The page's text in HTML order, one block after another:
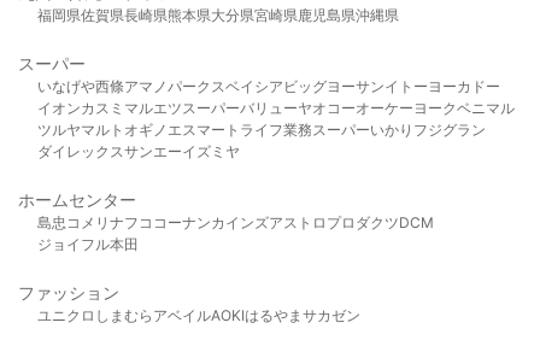
福岡県佐賀県長崎県熊本県大分県宮崎県鹿児島県沖縄県
スーパー
いなげや西條アマノパークスベイシア ビッグヨーサンイトーヨーカドー
イオンカスミ マルエツスーパーバリューヤオコーオーケー ヨークベニマル
ツルヤマルト オギノ エスマート ライフ業務スーパーいかり フジグラン
ダイレックスサンエーイズミヤ
ホームセンター
島忠 コメリ ナフコ コーナンカインズアストロプロダクツDCM
ジョイフル本田
ファッション
ユニクロ しまむら アベイルAOKIはるやま サカゼン